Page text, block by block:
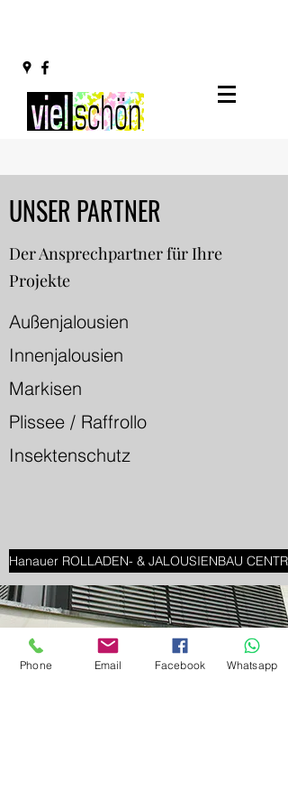
UNSER PARTNER
Der Ansprechpartner für Ihre
Projekte
Außenjalousien
Innenjalousien
Markisen
Plissee / Raffrollo
Insektenschutz
Hanauer ROLLADEN- & JALOUSIENBAU
Phone Email Facebook Whatsapp